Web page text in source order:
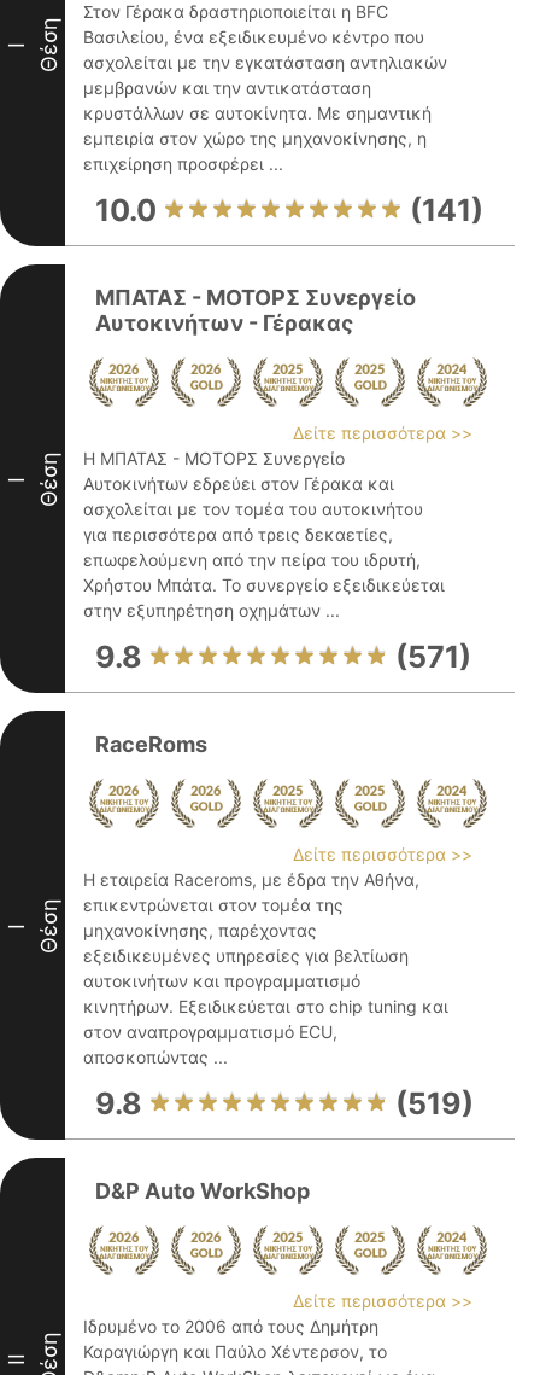
I Θέση
Στον Γέρακα δραστηριοποιείται η BFC
Βασιλείου, ένα εξειδικευμένο κέντρο που
ασχολείται με την εγκατάσταση αντηλιακών
μεμβρανών και την αντικατάσταση
κρυστάλλων σε αυτοκίνητα. Με σημαντική
εμπειρία στον χώρο της μηχανοκίνησης, η
επιχείρηση προσφέρει ...
10.0 (141)
I Θέση
ΜΠΑΤΑΣ - ΜΟΤΟΡΣ Συνεργείο
Αυτοκινήτων - Γέρακας
Δείτε περισσότερα >>
Η ΜΠΑΤΑΣ - ΜΟΤΟΡΣ Συνεργείο
Αυτοκινήτων εδρεύει στον Γέρακα και
ασχολείται με τον τομέα του αυτοκινήτου
για περισσότερα από τρεις δεκαετίες,
επωφελούμενη από την πείρα του ιδρυτή,
Χρήστου Μπάτα. Το συνεργείο εξειδικεύεται
στην εξυπηρέτηση οχημάτων ...
9.8 (571)
I Θέση
RaceRoms
Δείτε περισσότερα >>
Η εταιρεία Raceroms, με έδρα την Αθήνα,
επικεντρώνεται στον τομέα της
μηχανοκίνησης, παρέχοντας
εξειδικευμένες υπηρεσίες για βελτίωση
αυτοκινήτων και προγραμματισμό
κινητήρων. Εξειδικεύεται στο chip tuning και
στον αναπρογραμματισμό ECU,
αποσκοπώντας ...
9.8 (519)
II Θέση
D&P Auto WorkShop
Δείτε περισσότερα >>
Ιδρυμένο το 2006 από τους Δημήτρη
Καραγιώργη και Παύλο Χέντερσον, το